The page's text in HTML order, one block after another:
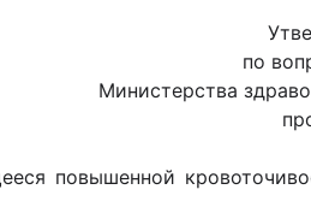
по
Министерства
повышенной